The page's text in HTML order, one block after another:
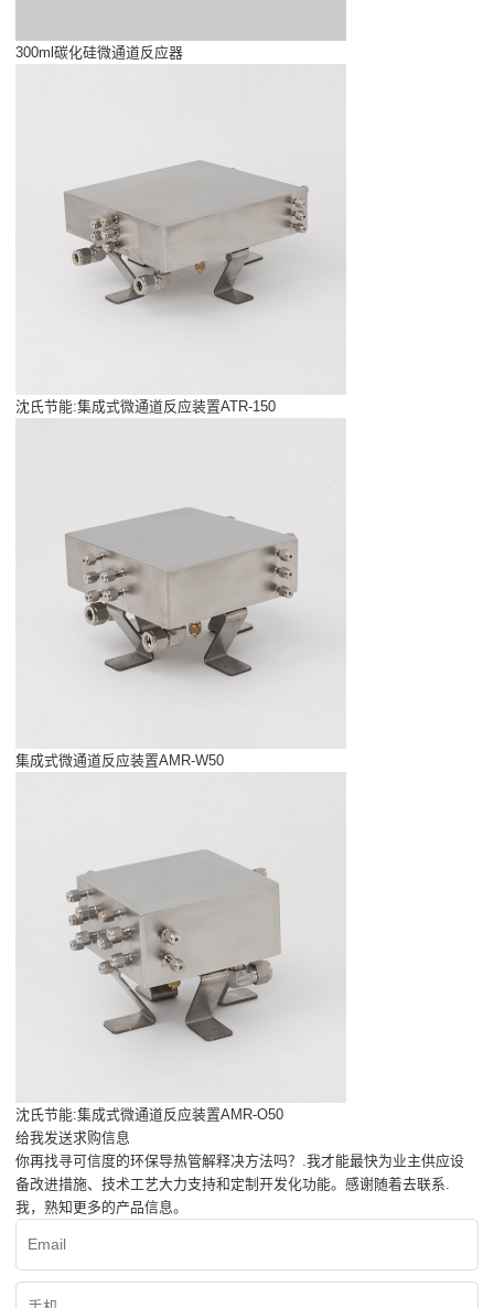
300ml碳化硅微通道反应器
沈氏节能:集成式微通道反应装置ATR-150
集成式微通道反应装置AMR-W50
沈氏节能:集成式微通道反应装置AMR-O50
给我发送求购信息
你再找寻可信度的环保导热管解释决方法吗？.我才能最快为业主供应设
备改进措施、技术工艺大力支持和定制开发化功能。感谢随着去联系.
我，熟知更多的产品信息。